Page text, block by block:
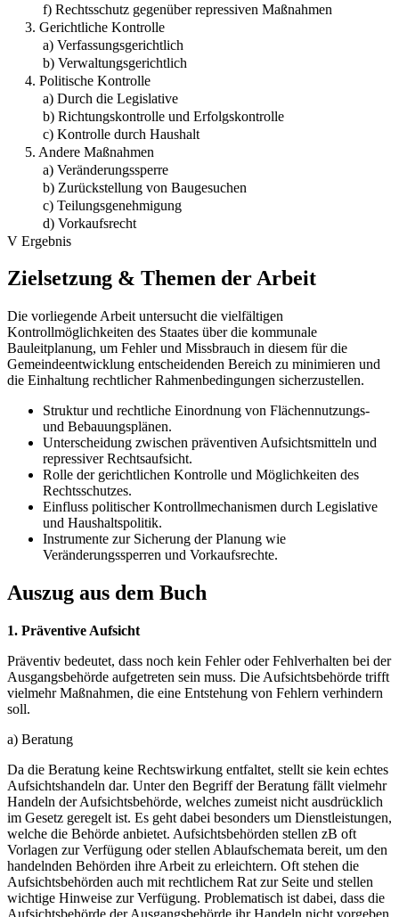
f) Rechtsschutz gegenüber repressiven Maßnahmen
3. Gerichtliche Kontrolle
a) Verfassungsgerichtlich
b) Verwaltungsgerichtlich
4. Politische Kontrolle
a) Durch die Legislative
b) Richtungskontrolle und Erfolgskontrolle
c) Kontrolle durch Haushalt
5. Andere Maßnahmen
a) Veränderungssperre
b) Zurückstellung von Baugesuchen
c) Teilungsgenehmigung
d) Vorkaufsrecht
V Ergebnis
Zielsetzung & Themen der Arbeit
Die vorliegende Arbeit untersucht die vielfältigen
Kontrollmöglichkeiten des Staates über die kommunale
Bauleitplanung, um Fehler und Missbrauch in diesem für die
Gemeindeentwicklung entscheidenden Bereich zu minimieren und
die Einhaltung rechtlicher Rahmenbedingungen sicherzustellen.
Struktur und rechtliche Einordnung von Flächennutzungs-
und Bebauungsplänen.
Unterscheidung zwischen präventiven Aufsichtsmitteln und
repressiver Rechtsaufsicht.
Rolle der gerichtlichen Kontrolle und Möglichkeiten des
Rechtsschutzes.
Einfluss politischer Kontrollmechanismen durch Legislative
und Haushaltspolitik.
Instrumente zur Sicherung der Planung wie
Veränderungssperren und Vorkaufsrechte.
Auszug aus dem Buch
1. Präventive Aufsicht
Präventiv bedeutet, dass noch kein Fehler oder Fehlverhalten bei der
Ausgangsbehörde aufgetreten sein muss. Die Aufsichtsbehörde trifft
vielmehr Maßnahmen, die eine Entstehung von Fehlern verhindern
soll.
a) Beratung
Da die Beratung keine Rechtswirkung entfaltet, stellt sie kein echtes
Aufsichtshandeln dar. Unter den Begriff der Beratung fällt vielmehr
Handeln der Aufsichtsbehörde, welches zumeist nicht ausdrücklich
im Gesetz geregelt ist. Es geht dabei besonders um Dienstleistungen,
welche die Behörde anbietet. Aufsichtsbehörden stellen zB oft
Vorlagen zur Verfügung oder stellen Ablaufschemata bereit, um den
handelnden Behörden ihre Arbeit zu erleichtern. Oft stehen die
Aufsichtsbehörden auch mit rechtlichem Rat zur Seite und stellen
wichtige Hinweise zur Verfügung. Problematisch ist dabei, dass die